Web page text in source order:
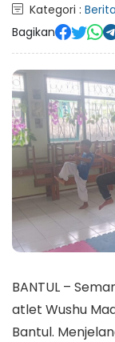
Kategori :
Bagikan
BANTUL –
atlet Wushu
Bantul.